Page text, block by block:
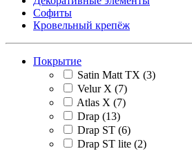
Софиты
Кровельный крепёж
Покрытие
Satin Matt TX (3)
Velur X (7)
Atlas X (7)
Drap (13)
Drap ST (6)
Drap ST lite (2)